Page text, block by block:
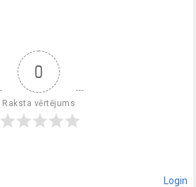
0
Raksta vērtējums
Login